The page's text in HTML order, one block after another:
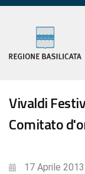
Vivaldi
Comitato
17 Aprile 2013